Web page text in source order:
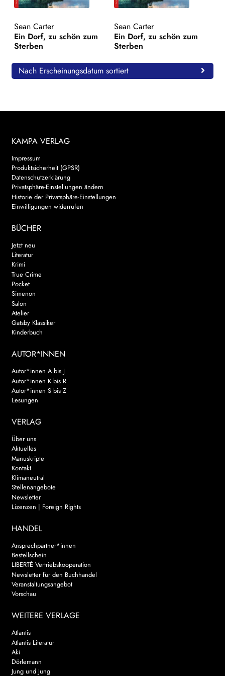
Sean Carter
Ein Dorf, zu schön zum
Sterben
Sean Carter
Ein Dorf, zu schön zum
Sterben
Nach Erscheinungsdatum sortiert
KAMPA VERLAG
Impressum
Produktsicherheit (GPSR)
Datenschutzerklärung
Privatsphäre-Einstellungen ändern
Historie der Privatsphäre-Einstellungen
Einwilligungen widerrufen
BÜCHER
Jetzt neu
Literatur
Krimi
True Crime
Pocket
Simenon
Salon
Atelier
Gatsby Klassiker
Kinderbuch
AUTOR*INNEN
Autor*innen A bis J
Autor*innen K bis R
Autor*innen S bis Z
Lesungen
VERLAG
Über uns
Aktuelles
Manuskripte
Kontakt
Klimaneutral
Stellenangebote
Newsletter
Lizenzen | Foreign Rights
HANDEL
Ansprechpartner*innen
Bestellschein
LIBERTÉ Vertriebskooperation
Newsletter für den Buchhandel
Veranstaltungsangebot
Vorschau
WEITERE VERLAGE
Atlantis
Atlantis Literatur
Aki
Dörlemann
Jung und Jung